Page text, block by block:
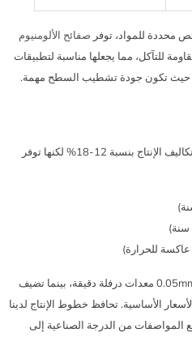
محددة للمواد، توفر صفائح الألومنيوم
للتآكل، مما يجعلها مناسبة لتطبيقات
حيث تكون جودة تشطيب السطح مهمة.
يمكن أن تزيد تقنيات الطلاء المتقدمة تكاليف الإنتاج بنسبة 12-18% لكنها توفر
للحرارة)
تتطلب حدود سماحية السُمك ضمن ±0.05mm معدات درفلة دقيقة، بينما تضيف
المخصصة 3-5% إلى الأسعار الأساسية. تحافظ خطوط الإنتاج لدينا
المواصفات من الدرجة الصناعية إلى